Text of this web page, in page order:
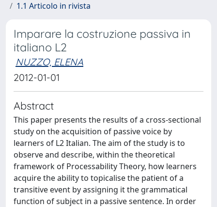
1.1 Articolo in rivista
Imparare la costruzione passiva in
italiano L2
NUZZO, ELENA
2012-01-01
Abstract
This paper presents the results of a cross-sectional
study on the acquisition of passive voice by
learners of L2 Italian. The aim of the study is to
observe and describe, within the theoretical
framework of Processability Theory, how learners
acquire the ability to topicalise the patient of a
transitive event by assigning it the grammatical
function of subject in a passive sentence. In order